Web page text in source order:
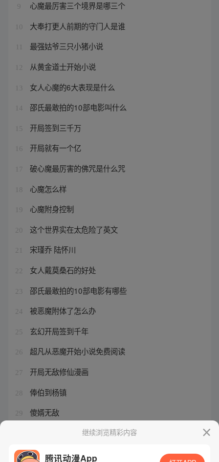
9 心魔最厉害三个境界是哪三个
10 大奉打更人前期的守门人是谁
最强姑爷三只小猪小说
12 从黄金道士开始小说
13 女人心魔的6大表现是什么
14 邵氏最敢拍的10部电影叫什么
15 开局签到三千万
16 开局就有一个亿
17 破心魔最厉害的佛咒是什么咒
18 心魔怎么样
19 心魔附身控制
20 这个世界实在太危险了英文
21 宋瑾乔 陆怀川
22 女人戴莫桑石的好处
23 邵氏最敢拍的10部电影有哪些
24 被恶魔附体了怎么办
25 玄幻开局签到千年
26 超凡从恶魔开始小说免费阅读
27 开局无敌修仙漫画
28 俸伯到杨镇
29 傻婿无敌
综漫 这个世界不对劲继续浏览精彩内容
腾讯动漫App